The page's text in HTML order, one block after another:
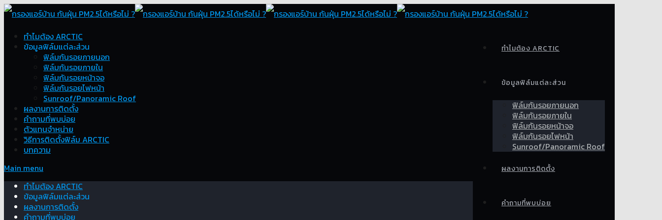
ทำไมต้อง ARCTIC
ข้อมูลฟิล์มแต่ละส่วน
ฟิล์มกันรอยภายนอก
ฟิล์มกันรอยภายใน
ฟิล์มกันรอยหน้าจอ
ฟิล์มกันรอยไฟหน้า
Sunroof/Panoramic Roof
ผลงานการติดตั้ง
คำถามที่พบบ่อย
ทำไมต้อง ARCTIC
ข้อมูลฟิล์มแต่ละส่วน
ฟิล์มกันรอยภายนอก
ฟิล์มกันรอยภายใน
ฟิล์มกันรอยหน้าจอ
ฟิล์มกันรอยไฟหน้า
Sunroof/Panoramic Roof
ผลงานการติดตั้ง
คำถามที่พบบ่อย
ตัวแทนจำหน่าย
วิธีการติดตั้งฟิล์ม ARCTIC
บทความ
Main menu
ทำไมต้อง ARCTIC
ข้อมูลฟิล์มแต่ละส่วน
ผลงานการติดตั้ง
คำถามที่พบบ่อย